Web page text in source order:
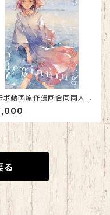
ボ動画原作漫画合同同人誌
』
る